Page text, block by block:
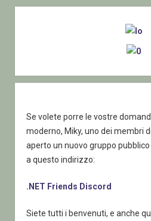
Se volete porre le vostre
moderno, Miky, uno dei membri
aperto un nuovo gruppo
a questo indirizzo:
.NET Friends Discord
Siete tutti i benvenuti, e anche